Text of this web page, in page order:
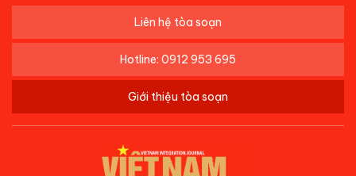
Liên hệ tòa soạn
Hotline: 0912 953 695
Giới thiệu tòa soạn